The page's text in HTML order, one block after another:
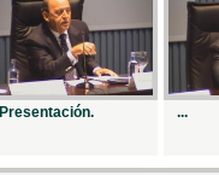
Presentación. ...